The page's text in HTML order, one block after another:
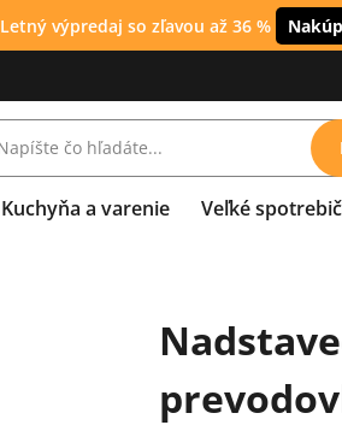
Letný výpredaj so zľavou až 36 %
Kuchyňa a varenie Veľké